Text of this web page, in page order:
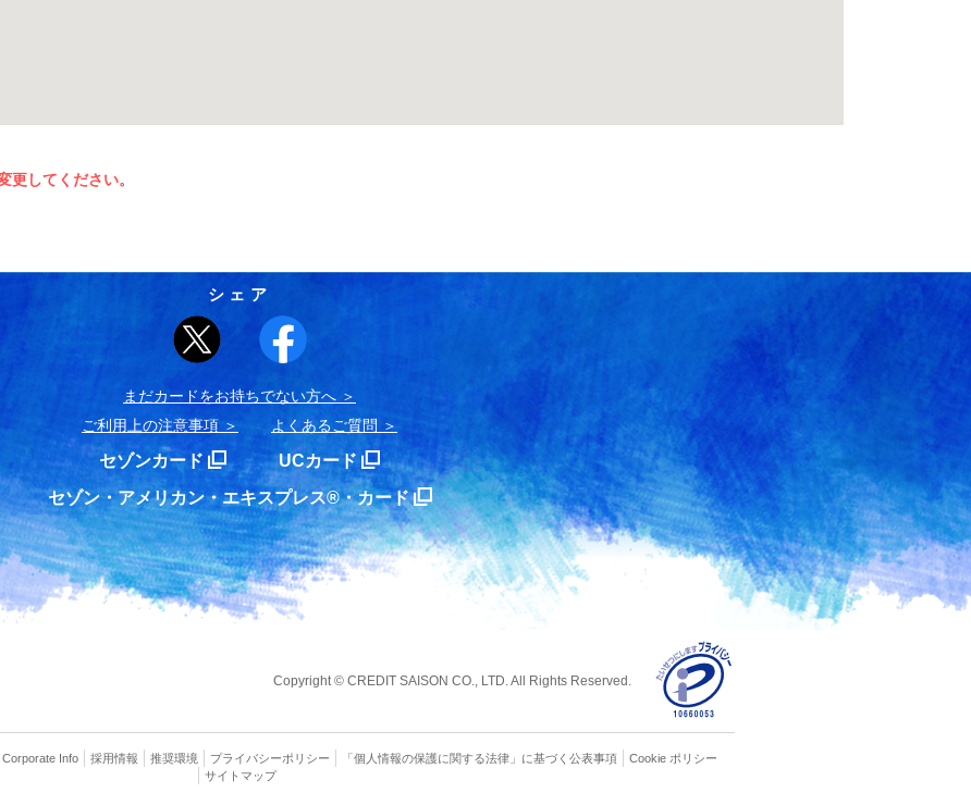
更してください。
シェア
まだカードをお持ちでない⽅へ
ご利用上の注意事項
よくあるご質問
セゾンカード
UCカード
セゾン・アメリカン・エキスプレス®・カード
Copyright © CREDIT SAISON CO., LTD. All Rights Reserved.
Corporate Info 採用情報 推奨環境 プライバシーポリシー 「個人情報の保護に関する法律」に基づく公表事項
Cookie ポリシー
サイトマップ